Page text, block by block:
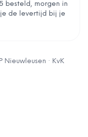
besteld, morgen in
de levertijd bij je
Nieuwleusen · KvK